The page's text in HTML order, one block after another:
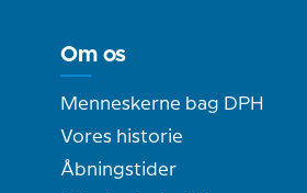
Om os
Menneskerne bag DPH
Vores historie
Åbningstider